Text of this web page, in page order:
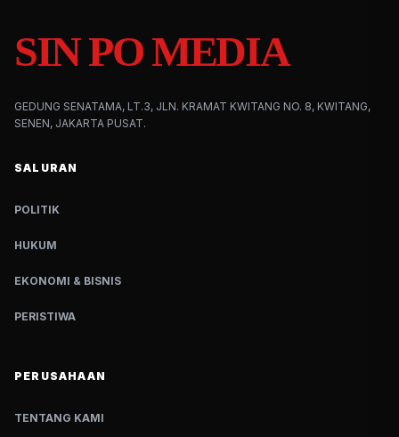
SIN PO MEDIA
GEDUNG SENATAMA, LT.3, JLN. KRAMAT KWITANG NO. 8, KWITANG,
SENEN, JAKARTA PUSAT.
SALURAN
POLITIK
HUKUM
EKONOMI & BISNIS
PERISTIWA
PERUSAHAAN
TENTANG KAMI